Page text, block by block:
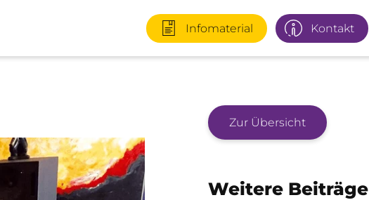
Infomaterial Kontakt
Zur Übersicht
Weitere Beiträge